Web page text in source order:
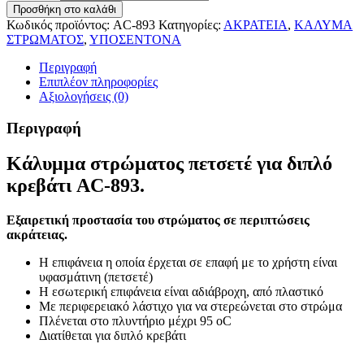
Προσθήκη στο καλάθι
Κωδικός προϊόντος: AC-893 Κατηγορίες: ΑΚΡΑΤΕΙΑ, ΚΑΛΥΜΑ
ΣΤΡΩΜΑΤΟΣ, ΥΠΟΣΕΝΤΟΝΑ
Περιγραφή
Επιπλέον πληροφορίες
Αξιολογήσεις (0)
Περιγραφή
Κάλυμμα στρώματος πετσετέ για διπλό
κρεβάτι AC-893.
Εξαιρετική προστασία του στρώματος σε περιπτώσεις
ακράτειας.
Η επιφάνεια η οποία έρχεται σε επαφή με το χρήστη είναι
υφασμάτινη (πετσετέ)
Η εσωτερική επιφάνεια είναι αδιάβροχη, από πλαστικό
Με περιφερειακό λάστιχο για να στερεώνεται στο στρώμα
Πλένεται στο πλυντήριο μέχρι 95 οC
Διατίθεται για διπλό κρεβάτι